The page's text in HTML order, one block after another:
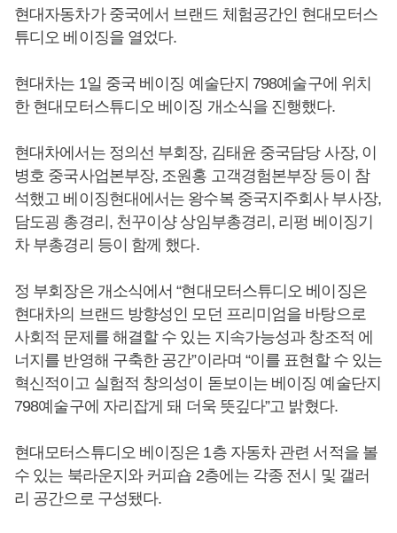
현대자동차가 중국에서 브랜드 체험공간인 현대모터스
튜디오 베이징을 열었다.
현대차는 1일 중국 베이징 예술단지 798예술구에 위치
한 현대모터스튜디오 베이징 개소식을 진행했다.
현대차에서는 정의선 부회장, 김태윤 중국담당 사장, 이
병호 중국사업본부장, 조원홍 고객경험본부장 등이 참
석했고 베이징현대에서는 왕수복 중국지주회사 부사장,
담도굉 총경리, 천꾸이샹 상임부총경리, 리펑 베이징기
차 부총경리 등이 함께 했다.
정 부회장은 개소식에서 “현대모터스튜디오 베이징은
현대차의 브랜드 방향성인 모던 프리미엄을 바탕으로
사회적 문제를 해결할 수 있는 지속가능성과 창조적 에
너지를 반영해 구축한 공간”이라며 “이를 표현할 수 있는
혁신적이고 실험적 창의성이 돋보이는 베이징 예술단지
798예술구에 자리잡게 돼 더욱 뜻깊다”고 밝혔다.
현대모터스튜디오 베이징은 1층 자동차 관련 서적을 볼
수 있는 북라운지와 커피숍 2층에는 각종 전시 및 갤러
리 공간으로 구성됐다.